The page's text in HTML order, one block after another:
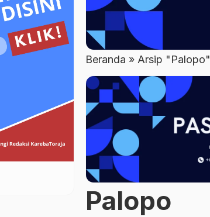
Beranda » Arsip "Palopo"
Palopo